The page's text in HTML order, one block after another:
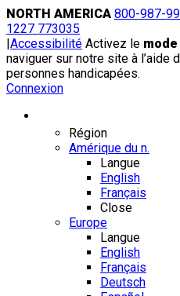
Skip
to
content
NORTH AMERICA 800-987-
1227 773035
|Accessibilité Activez le
naviguer sur notre site à l’aide
personnes handicapées.
Connexion
Région
Amérique du n.
Langue
English
Français
Close
Europe
Langue
English
Français
Deutsch